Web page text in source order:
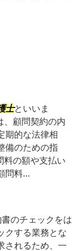
士といいま
、顧問契約の内
期的な法律相
備のための指
料の額や支払い
問料...
のチェックをは
クする業務とな
されるため、一